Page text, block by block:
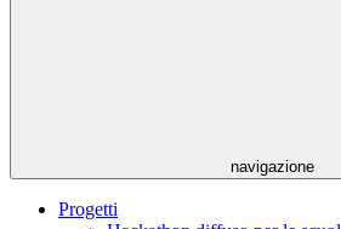
navigazione
Progetti